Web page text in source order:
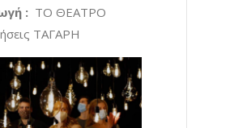
: ΤΟ ΘΕΑΤΡΟ
ΤΑΓΑΡΗ